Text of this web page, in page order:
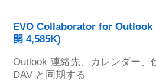
EVO Collaborator for Outlook
開 4,585K)
Outlook 連絡先、カレンダー、
DAV と同期する